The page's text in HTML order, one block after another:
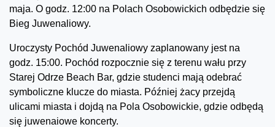
maja. O godz. 12:00 na Polach Osobowickich odbędzie się
Bieg Juwenaliowy.
Uroczysty Pochód Juwenaliowy zaplanowany jest na
godz. 15:00. Pochód rozpocznie się z terenu wału przy
Starej Odrze Beach Bar, gdzie studenci mają odebrać
symboliczne klucze do miasta. Później żacy przejdą
ulicami miasta i dojdą na Pola Osobowickie, gdzie odbędą
się juwenaiowe koncerty.